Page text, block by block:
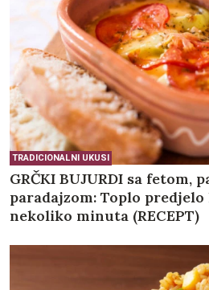
TRADICIONALNI UKUSI
GRČKI BUJURDI sa fetom,
paradajzom: Toplo predjelo
nekoliko minuta (RECEPT)